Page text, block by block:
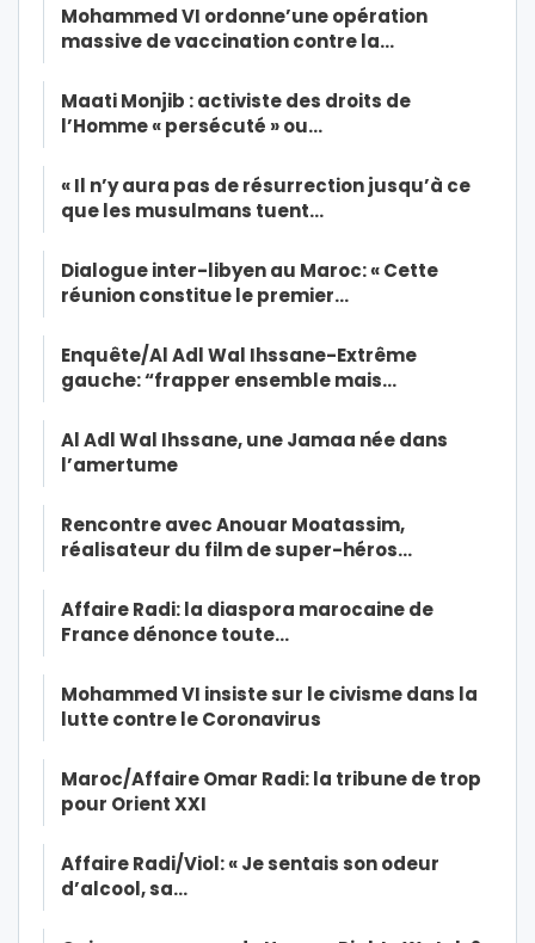
Mohammed VI ordonne’une opération
massive de vaccination contre la…
Maati Monjib : activiste des droits de
l’Homme « persécuté » ou…
« Il n’y aura pas de résurrection jusqu’à ce
que les musulmans tuent…
Dialogue inter-libyen au Maroc: « Cette
réunion constitue le premier…
Enquête/Al Adl Wal Ihssane-Extrême
gauche: “frapper ensemble mais…
Al Adl Wal Ihssane, une Jamaa née dans
l’amertume
Rencontre avec Anouar Moatassim,
réalisateur du film de super-héros…
Affaire Radi: la diaspora marocaine de
France dénonce toute…
Mohammed VI insiste sur le civisme dans la
lutte contre le Coronavirus
Maroc/Affaire Omar Radi: la tribune de trop
pour Orient XXI
Affaire Radi/Viol: « Je sentais son odeur
d’alcool, sa…